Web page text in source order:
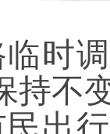
临时
持不